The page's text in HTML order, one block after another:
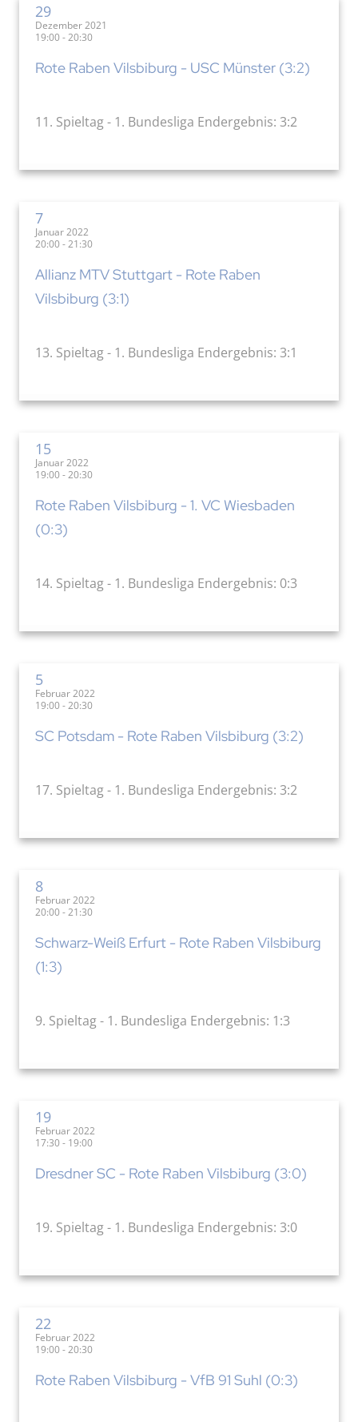
29
Dezember 2021
19:00 - 20:30
Rote Raben Vilsbiburg - USC Münster (3:2)
11. Spieltag - 1. Bundesliga Endergebnis: 3:2
7
Januar 2022
20:00 - 21:30
Allianz MTV Stuttgart - Rote Raben
Vilsbiburg (3:1)
13. Spieltag - 1. Bundesliga Endergebnis: 3:1
15
Januar 2022
19:00 - 20:30
Rote Raben Vilsbiburg - 1. VC Wiesbaden
(0:3)
14. Spieltag - 1. Bundesliga Endergebnis: 0:3
5
Februar 2022
19:00 - 20:30
SC Potsdam - Rote Raben Vilsbiburg (3:2)
17. Spieltag - 1. Bundesliga Endergebnis: 3:2
8
Februar 2022
20:00 - 21:30
Schwarz-Weiß Erfurt - Rote Raben Vilsbiburg
(1:3)
9. Spieltag - 1. Bundesliga Endergebnis: 1:3
19
Februar 2022
17:30 - 19:00
Dresdner SC - Rote Raben Vilsbiburg (3:0)
19. Spieltag - 1. Bundesliga Endergebnis: 3:0
22
Februar 2022
19:00 - 20:30
Rote Raben Vilsbiburg - VfB 91 Suhl (0:3)